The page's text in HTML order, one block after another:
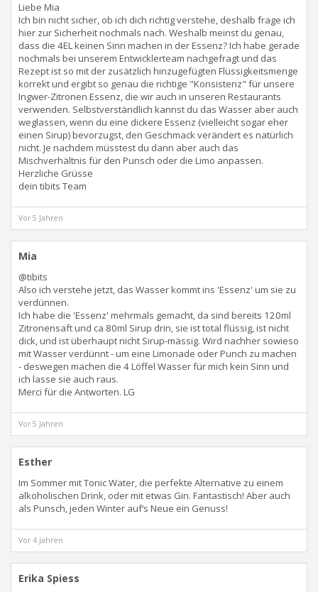
Liebe Mia
Ich bin nicht sicher, ob ich dich richtig verstehe, deshalb frage ich
hier zur Sicherheit nochmals nach. Weshalb meinst du genau,
dass die 4EL keinen Sinn machen in der Essenz? Ich habe gerade
nochmals bei unserem Entwicklerteam nachgefragt und das
Rezept ist so mit der zusätzlich hinzugefügten Flüssigkeitsmenge
korrekt und ergibt so genau die richtige "Konsistenz" für unsere
Ingwer-Zitronen Essenz, die wir auch in unseren Restaurants
verwenden. Selbstverständlich kannst du das Wasser aber auch
weglassen, wenn du eine dickere Essenz (vielleicht sogar eher
einen Sirup) bevorzugst, den Geschmack verändert es natürlich
nicht. Je nachdem müsstest du dann aber auch das
Mischverhältnis für den Punsch oder die Limo anpassen.
Herzliche Grüsse
dein tibits Team
Vor 5 Jahren
Mia
@tibits
Also ich verstehe jetzt, das Wasser kommt ins 'Essenz' um sie zu
verdünnen.
Ich habe die 'Essenz' mehrmals gemacht, da sind bereits 120ml
Zitronensaft und ca 80ml Sirup drin, sie ist total flüssig, ist nicht
dick, und ist überhaupt nicht Sirup-mässig. Wird nachher sowieso
mit Wasser verdünnt - um eine Limonade oder Punch zu machen
- deswegen machen die 4 Löffel Wasser für mich kein Sinn und
ich lasse sie auch raus.
Merci für die Antworten. LG
Vor 5 Jahren
Esther
Im Sommer mit Tonic Water, die perfekte Alternative zu einem
alkoholischen Drink, oder mit etwas Gin. Fantastisch! Aber auch
als Punsch, jeden Winter auf‘s Neue ein Genuss!
Vor 4 Jahren
Erika Spiess